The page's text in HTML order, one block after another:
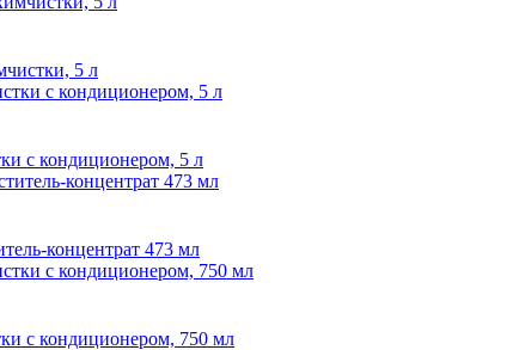
5 л
с кондиционером, 5 л
концентрат 473 мл
с кондиционером, 750 мл